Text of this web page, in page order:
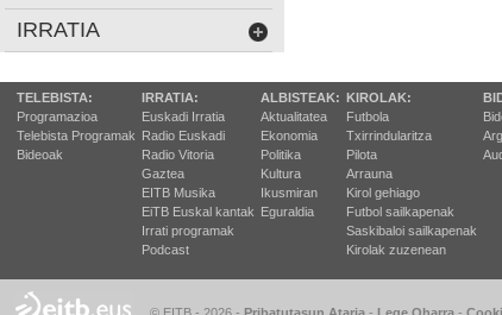
IRRATIA
TELEBISTA:
Programazioa
Telebista Programak
Bideoak
IRRATIA:
Euskadi Irratia
Radio Euskadi
Radio Vitoria
Gaztea
EITB Musika
EiTB Euskal kantak
Irrati programak
Podcast
ALBISTEAK:
Aktualitatea
Ekonomia
Politika
Kultura
Ikusmiran
Eguraldia
KIROLAK:
Futbola
Txirrindularitza
Pilota
Arrauna
Kirol gehiago
Futbol sailkapenak
Saskibaloi sailkapenak
Kirolak zuzenean